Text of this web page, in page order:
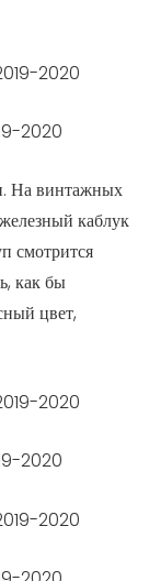
2020
На винтажных
каблук
смотрится
как бы
цвет,
2020